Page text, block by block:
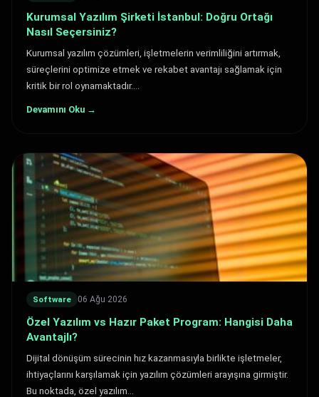
Kurumsal Yazılım Şirketi İstanbul: Doğru Ortağı
Nasıl Seçersiniz?
Kurumsal yazılım çözümleri, işletmelerin verimliliğini artırmak,
süreçlerini optimize etmek ve rekabet avantajı sağlamak için
kritik bir rol oynamaktadır.…
Devamını Oku →
Software 06 Ağu 2026
Özel Yazılım vs Hazır Paket Program: Hangisi Daha
Avantajlı?
Dijital dönüşüm sürecinin hız kazanmasıyla birlikte işletmeler,
ihtiyaçlarını karşılamak için yazılım çözümleri arayışına girmiştir.
Bu noktada, özel yazılım…